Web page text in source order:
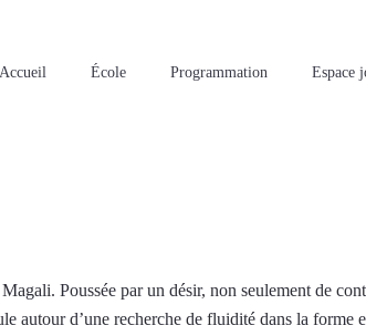
Accueil École Programmation Espace
Poussée par un désir, non seulement de
autour d’une recherche de fluidité dans la